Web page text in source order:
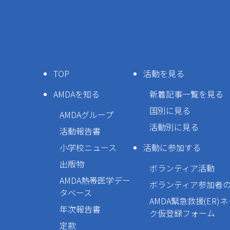
TOP
AMDAを知る
AMDAグループ
活動報告書
小学校ニュース
出版物
AMDA熱帯医学デー
タベース
年次報告書
定款
活動を見る
新着記事一覧を見る
国別に見る
活動別に見る
活動に参加する
ボランティア活動
ボランティア参加者
AMDA緊急救援(ER)
ク仮登録フォーム